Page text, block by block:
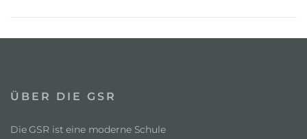
ÜBER DIE GSR
Die GSR ist eine moderne Schule